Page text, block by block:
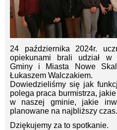
24 października 2024r.
opiekunami brali udział w
Gminy i Miasta Nowe
Łukaszem Walczakiem.
Dowiedzieliśmy się jak
polega praca burmistrza,
w naszej gminie, jakie
planowane na najbliższy czas.
Dziękujemy za to spotkanie.